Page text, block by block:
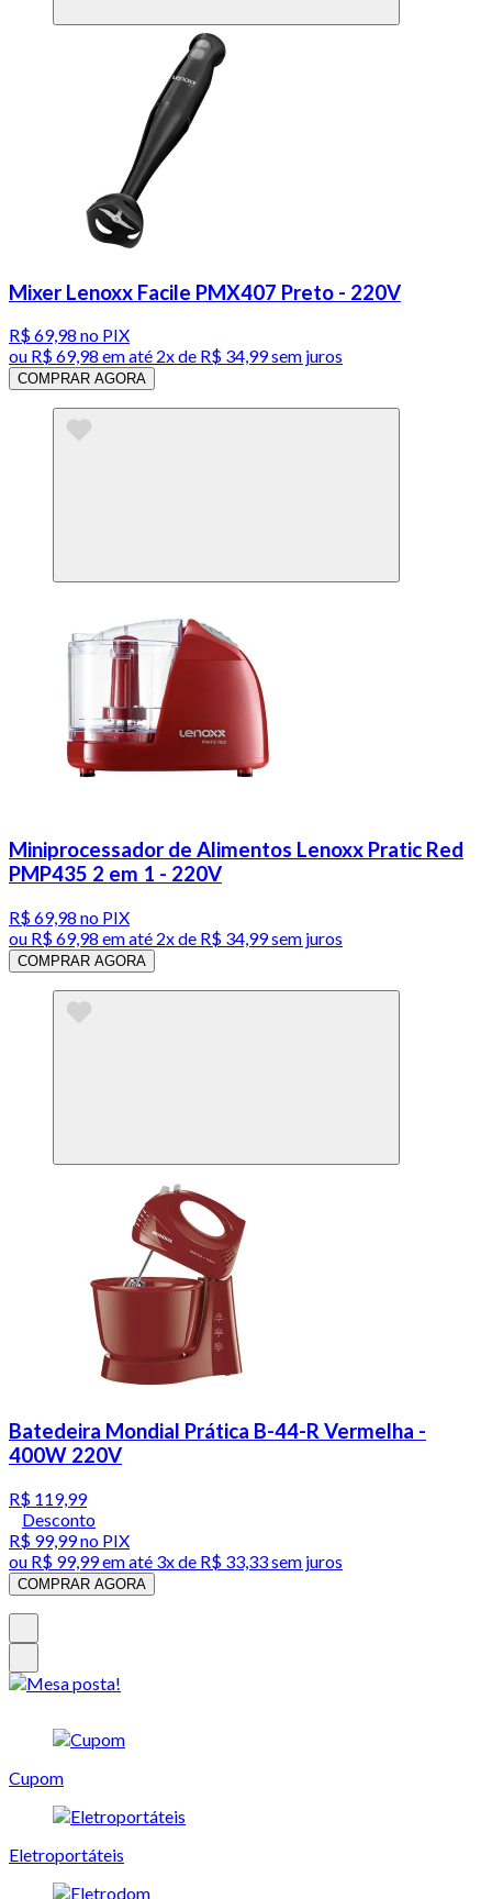
Mixer Lenoxx Facile PMX407 Preto - 220V
R$ 69,98 no PIX
ou R$ 69,98 em até 2x de R$ 34,99 sem juros
COMPRAR AGORA
Miniprocessador de Alimentos Lenoxx Pratic Red
PMP435 2 em 1 - 220V
R$ 69,98 no PIX
ou R$ 69,98 em até 2x de R$ 34,99 sem juros
COMPRAR AGORA
Batedeira Mondial Prática B-44-R Vermelha -
400W 220V
R$ 119,99
Desconto
R$ 99,99no PIX
ou R$ 99,99em até 3x de R$ 33,33 sem juros
COMPRAR AGORA
Cupom
Eletroportáteis